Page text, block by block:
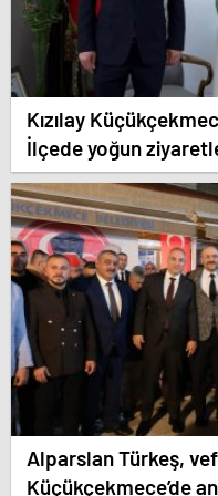
Kızılay
İlçede yoğun
Alparslan Türkeş,
Küçükçekmece’de